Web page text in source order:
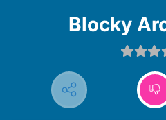
Blocky